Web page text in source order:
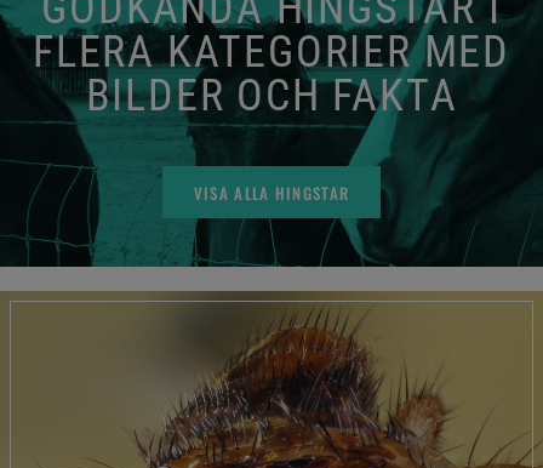
FLERA KATEGORIER MED
BILDER OCH FAKTA
VISA ALLA HINGSTAR